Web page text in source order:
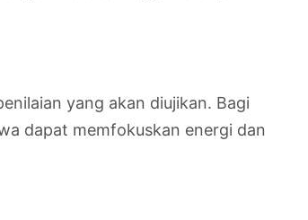
yang akan diujikan. Bagi
dapat memfokuskan energi dan